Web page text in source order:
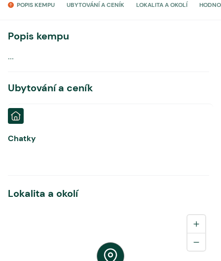
POPIS KEMPU UBYTOVÁNÍ A CENÍK LOKALITA A OKOLÍ
Popis kempu
...
Ubytování a ceník
Chatky
Lokalita a okolí